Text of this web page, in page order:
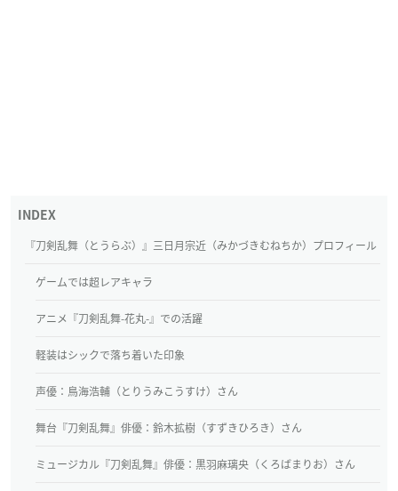
『刀剣乱舞（とうらぶ）』三日月宗近（みかづきむねちか）プロフィール
ゲームでは超レアキャラ
アニメ『刀剣乱舞-花丸-』での活躍
軽装はシックで落ち着いた印象
声優：鳥海浩輔（とりうみこうすけ）さん
舞台『刀剣乱舞』俳優：鈴木拡樹（すずきひろき）さん
ミュージカル『刀剣乱舞』俳優：黒羽麻璃央（くろばまりお）さん